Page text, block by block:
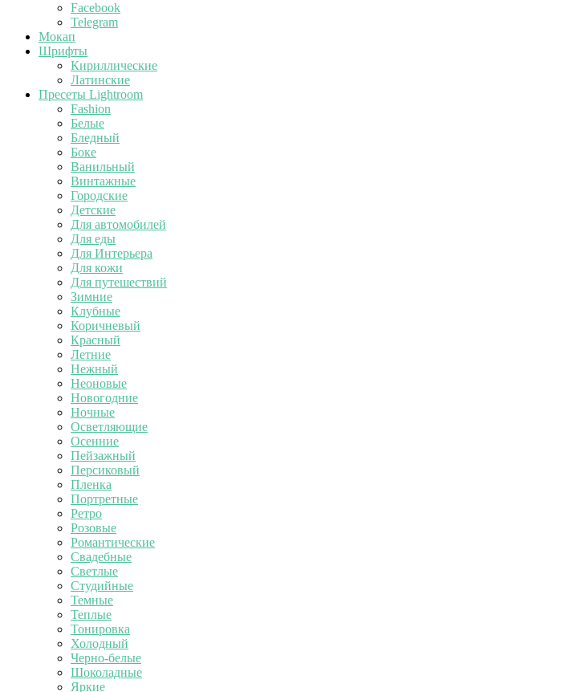
Facebook
Telegram
Мокап
Шрифты
Кириллические
Латинские
Пресеты Lightroom
Fashion
Белые
Бледный
Боке
Ванильный
Винтажные
Городские
Детские
Для автомобилей
Для еды
Для Интерьера
Для кожи
Для путешествий
Зимние
Клубные
Коричневый
Красный
Летние
Нежный
Неоновые
Новогодние
Ночные
Осветляющие
Осенние
Пейзажный
Персиковый
Пленка
Портретные
Ретро
Розовые
Романтические
Свадебные
Светлые
Студийные
Темные
Теплые
Тонировка
Холодный
Черно-белые
Шоколадные
Яркие